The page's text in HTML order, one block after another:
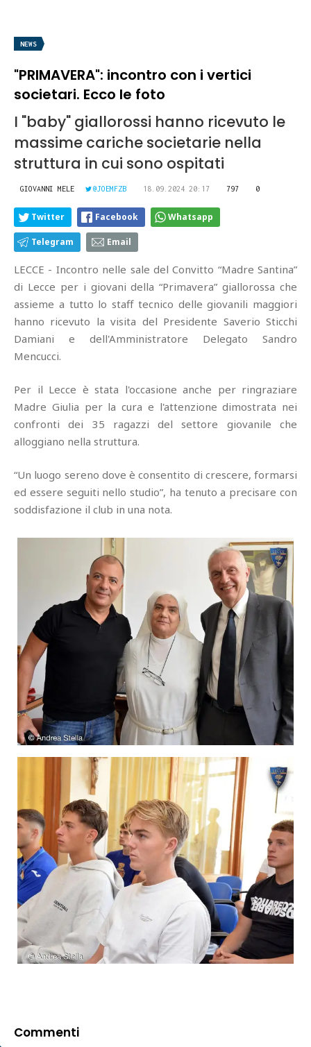
NEWS
"PRIMAVERA": incontro con i vertici
societari. Ecco le foto
I "baby" giallorossi hanno ricevuto le
massime cariche societarie nella
struttura in cui sono ospitati
GIOVANNI MELE @JOEMFZB 18.09.2024 20:17 797 0
Twitter Facebook Whatsapp
Telegram Email
LECCE - Incontro nelle sale del Convitto “Madre Santina”
di Lecce per i giovani della “Primavera” giallorossa che
assieme a tutto lo staff tecnico delle giovanili maggiori
hanno ricevuto la visita del Presidente Saverio Sticchi
Damiani e dell'Amministratore Delegato Sandro
Mencucci.
Per il Lecce è stata l'occasione anche per ringraziare
Madre Giulia per la cura e l'attenzione dimostrata nei
confronti dei 35 ragazzi del settore giovanile che
alloggiano nella struttura.
“Un luogo sereno dove è consentito di crescere, formarsi
ed essere seguiti nello studio”, ha tenuto a precisare con
soddisfazione il club in una nota.
Commenti